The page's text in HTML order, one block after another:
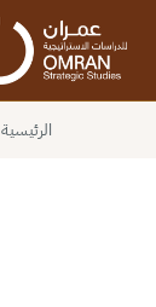
الرئيسية